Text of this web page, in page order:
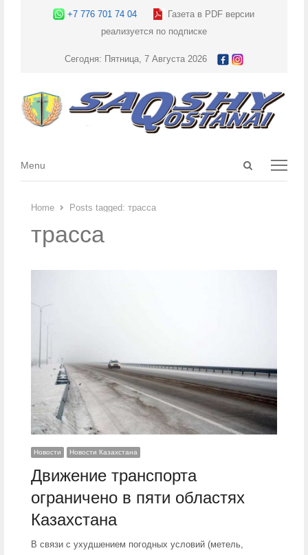
+7 776 701 74 04
Газета в PDF версии
реализуется по подписке
Сегодня: Пятница, 7 Августа 2026
Open
Menu
Menu
Home Posts tagged: трасса
трасса
Новости Новости Казахстана
Движение транспорта
ограничено в пяти областях
Казахстана
В связи с ухудшением погодных условий (метель,